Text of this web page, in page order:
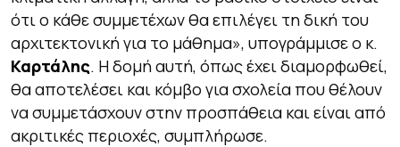
ότι ο κάθε συμμετέχων θα επιλέγει τη δική του
αρχιτεκτονική για το μάθημα», υπογράμμισε ο κ.
Καρτάλης. Η δομή αυτή, όπως έχει διαμορφωθεί,
θα αποτελέσει και κόμβο για σχολεία που θέλουν
να συμμετάσχουν στην προσπάθεια και είναι από
ακριτικές περιοχές, συμπλήρωσε.